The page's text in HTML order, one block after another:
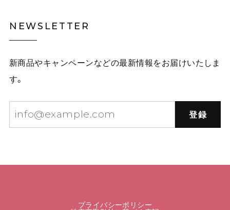
NEWSLETTER
新商品やキャンペーンなどの最新情報をお届けいたしま
す。
登録
プライバシーポリシー